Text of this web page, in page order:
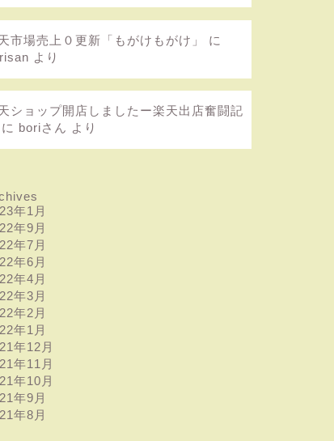
市場売上０更新「もがけもがけ」
に
より
ショップ開店しましたー楽天出店奮闘記
に boriさん より
年1月
年9月
年7月
年6月
年4月
年3月
年2月
年1月
年12月
年11月
年10月
年9月
年8月